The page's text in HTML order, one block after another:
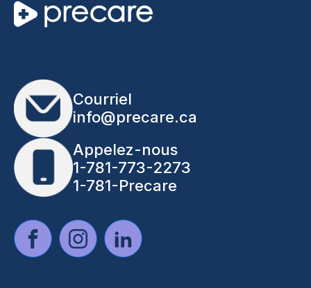
Courriel
info@precare.ca
Appelez-nous
1-781-773-2273
1-781-Precare